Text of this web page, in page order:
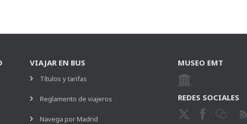
VIAJAR EN BUS
Títulos y tarifas
Reglamento de viajeros
Navega por Madrid
MUSEO EMT
REDES SOCIALES